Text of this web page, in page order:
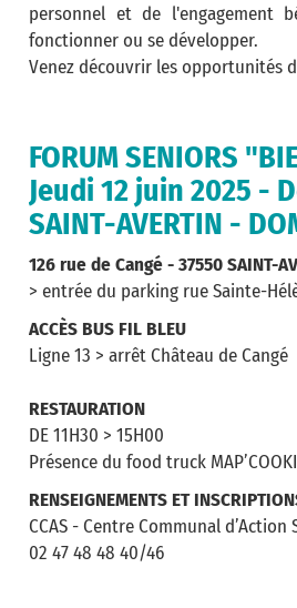
personnel et de l'engagement
fonctionner ou se développer.
Venez découvrir les opportunités
FORUM SENIORS
Jeudi 12 juin 2025 -
SAINT-AVERTIN -
126 rue de Cangé - 37550 SAINT-
> entrée du parking rue Sainte-
ACCÈS BUS FIL BLEU
Ligne 13 > arrêt Château de Cangé
RESTAURATION
DE 11H30 > 15H00
Présence du food truck
RENSEIGNEMENTS ET
CCAS - Centre Communal
02 47 48 48 40/46